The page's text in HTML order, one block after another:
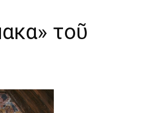
τοῦ